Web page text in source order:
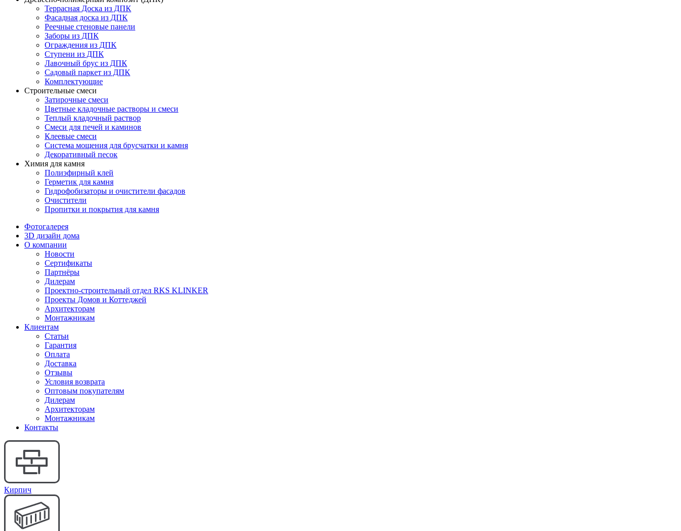
Террасная Доска из ДПК
Фасадная доска из ДПК
Реечные стеновые панели
Заборы из ДПК
Ограждения из ДПК
Ступени из ДПК
Лавочный брус из ДПК
Садовый паркет из ДПК
Комплектующие
Строительные смеси
Затирочные смеси
Цветные кладочные растворы и смеси
Теплый кладочный раствор
Смеси для печей и каминов
Клеевые смеси
Система мощения для брусчатки и камня
Декоративный песок
Химия для камня
Полиэфирный клей
Герметик для камня
Гидрофобизаторы и очистители фасадов
Очистители
Пропитки и покрытия для камня
Фотогалерея
3D дизайн дома
О компании
Новости
Сертификаты
Партнёры
Дилерам
Проектно-строительный отдел RKS KLINKER
Проекты Домов и Коттеджей
Архитекторам
Монтажникам
Клиентам
Статьи
Гарантия
Оплата
Доставка
Отзывы
Условия возврата
Оптовым покупателям
Дилерам
Архитекторам
Монтажникам
Контакты
Кирпич